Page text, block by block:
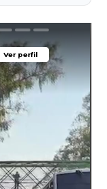
Ver perfil
Ver perfil